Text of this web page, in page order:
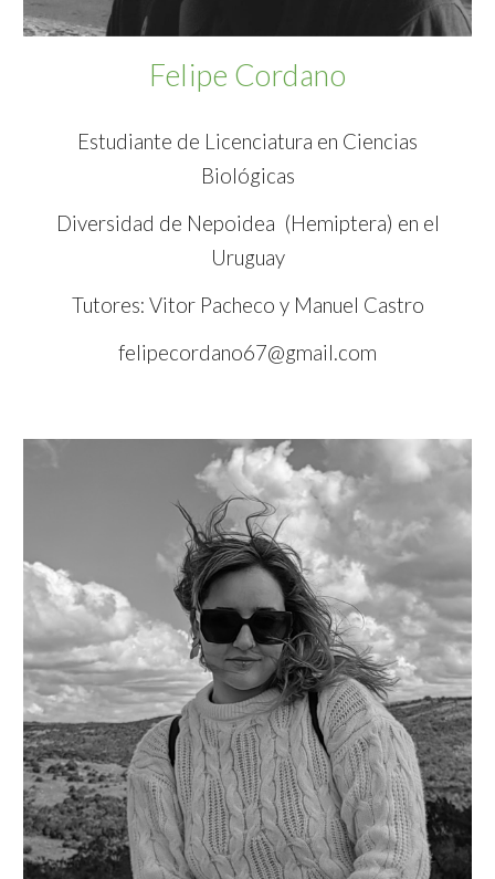
Felipe Cordano
Estudiante de Licenciatura en Ciencias
Biológicas
Diversidad de Nepoidea (Hemiptera) en el
Uruguay
Tutores: Vitor Pacheco y Manuel Castro
felipecordano67@gmail.com